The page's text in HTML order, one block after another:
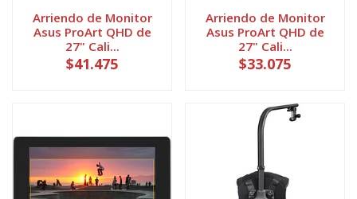
Arriendo de Monitor
Asus ProArt QHD de
27" Cali...
$41.475
Arriendo de Monitor
Asus ProArt QHD de
27" Cali...
$33.075